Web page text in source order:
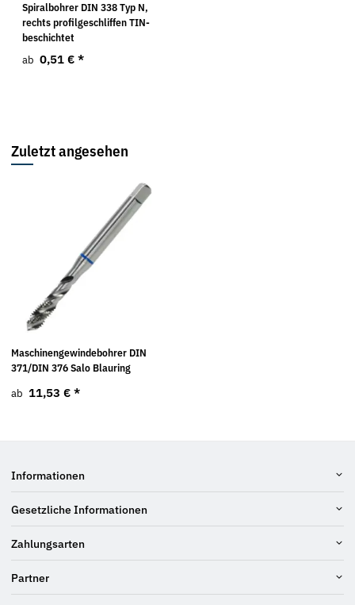
Spiralbohrer DIN 338 Typ N,
rechts profilgeschliffen TIN-
beschichtet
ab 0,51 € *
Zuletzt angesehen
Maschinengewindebohrer DIN
371/DIN 376 Salo Blauring
ab 11,53 € *
Informationen
Gesetzliche Informationen
Zahlungsarten
Partner